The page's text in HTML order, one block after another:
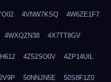
4VNW7KSQ 4W6ZE1F7
4WXQZN38 4X7TT8GV
4Z52SO0V 4ZP14UIL
50NNJN5E 50S8F1Z0